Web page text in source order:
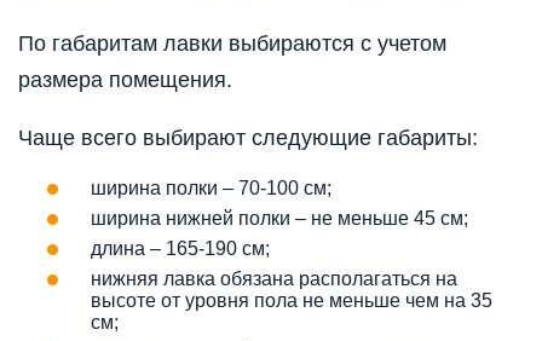
По габаритам лавки выбираются с учетом
размера помещения.
Чаще всего выбирают следующие габариты:
ширина полки – 70-100 см;
ширина нижней полки – не меньше 45 см;
длина – 165-190 см;
нижняя лавка обязана располагаться на
высоте от уровня пола не меньше чем на 35
см;